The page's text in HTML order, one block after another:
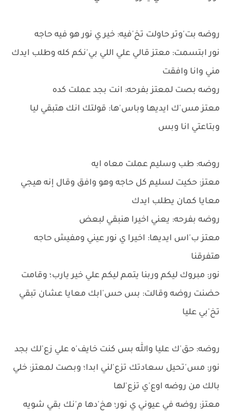
روضه بت'وتر حاولت تخ'فيه: خير ي نور هو فيه حاجه
نور ابتسمت: معتز قالي علي اللي بي'نكم كله وطلب ايدك
مني وانا وافقت
روضه بصت لمعتز بفرحه: انت بجد عملت كده
معتز مس'ك ايديها وباس'ها: قولتك انك هتبقي ليا
وبتاعتي انا وبس
روضه: طب وسليم عملت معاه ايه
معتز: حكيت لسليم كل حاجه وهو وافق وقال إنه هيجي
معايا كمان يطلب ايدك
روضه بفرحه: يعني اخيرا هنبقي لبعض
معتز ب'اس ايديها: اخيرا ي نور عيني ومفيش حاجه
هتفرقنا
نور: مبروك ليكم وربنا يتمم ليكم علي خير يارب؛ وقامت
حضنت روضه وقالت: بس حس'ابك معايا عشان تبقي
تخ'بي عليا
روضه: حق'ك عليا والله بس كنت خايف'ه علي زع'لك بجد
نور: مس'تحيل سعادتك تزع'لني ابدا؛ وبصت لمعتز: خلي
بالك من روضه اوع'ي تزع'لها
معتز: روضه في عيوني ي نور؛ هخ'دها م'نك بقي شويه